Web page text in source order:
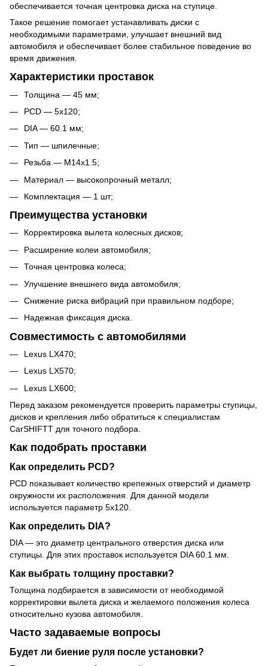
обеспечивается точная центровка диска на ступице.
Такое решение помогает устанавливать диски с
необходимыми параметрами, улучшает внешний вид
автомобиля и обеспечивает более стабильное поведение во
время движения.
Характеристики проставок
Толщина — 45 мм;
PCD — 5x120;
DIA — 60.1 мм;
Тип — шпилечные;
Резьба — M14x1.5;
Материал — высокопрочный металл;
Комплектация — 1 шт;
Преимущества установки
Корректировка вылета колесных дисков;
Расширение колеи автомобиля;
Точная центровка колеса;
Улучшение внешнего вида автомобиля;
Снижение риска вибраций при правильном подборе;
Надежная фиксация диска.
Совместимость с автомобилями
Lexus LX470;
Lexus LX570;
Lexus LX600;
Перед заказом рекомендуется проверить параметры ступицы,
дисков и крепления либо обратиться к специалистам
CarSHIFTT для точного подбора.
Как подобрать проставки
Как определить PCD?
PCD показывает количество крепежных отверстий и диаметр
окружности их расположения. Для данной модели
используется параметр 5x120.
Как определить DIA?
DIA — это диаметр центрального отверстия диска или
ступицы. Для этих проставок используется DIA 60.1 мм.
Как выбрать толщину проставки?
Толщина подбирается в зависимости от необходимой
корректировки вылета диска и желаемого положения колеса
относительно кузова автомобиля.
Часто задаваемые вопросы
Будет ли биение руля после установки?